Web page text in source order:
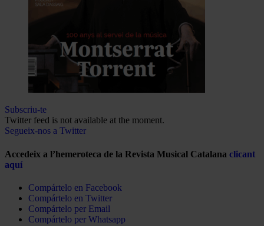
Subscriu-te
Twitter feed is not available at the moment.
Segueix-nos a Twitter
Accedeix a l’hemeroteca de la Revista Musical Catalana clicant
aquí
Compártelo en Facebook
Compártelo en Twitter
Compártelo per Email
Compártelo per Whatsapp